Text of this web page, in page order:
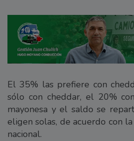
El 35% las prefiere con
sólo con cheddar, el 20%
mayonesa y el saldo se
eligen solas, de acuerdo con
nacional.